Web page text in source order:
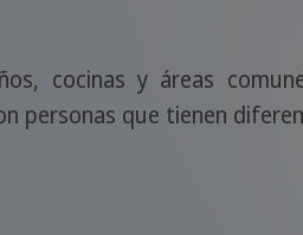
cocinas y áreas
personas que tienen